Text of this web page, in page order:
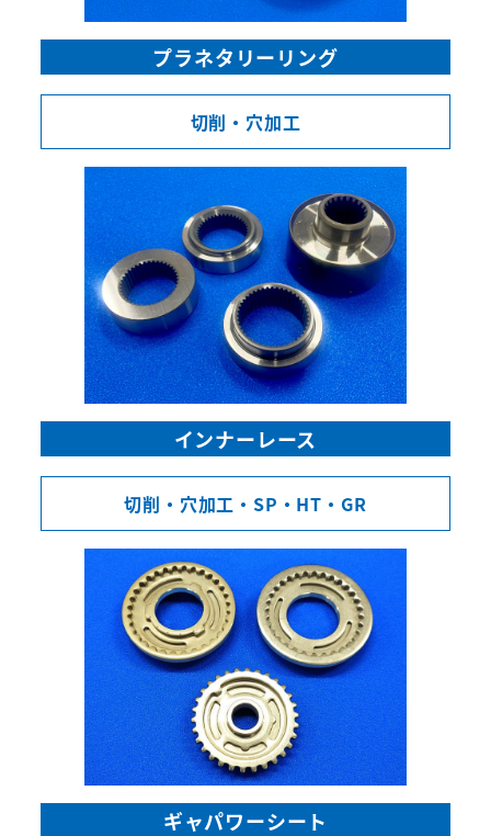
プラネタリーリング
切削・穴加工
インナーレース
切削・穴加工・ SP・HT・GR
ギャパワーシート